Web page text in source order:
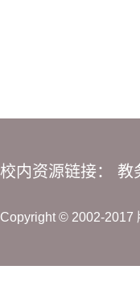
校内资源链接： 教
Copyright © 2002-2017